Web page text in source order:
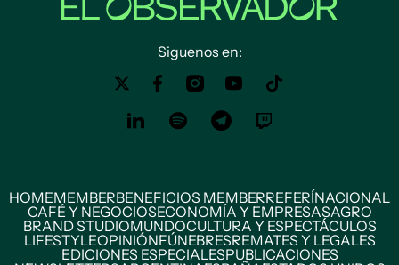
Siguenos en:
HOMEMEMBERBENEFICIOS MEMBERREFERÍNACIONAL
CAFÉ Y NEGOCIOSECONOMÍA Y EMPRESASAGRO
BRAND STUDIOMUNDOCULTURA Y ESPECTÁCULOS
LIFESTYLEOPINIÓNFÚNEBRESREMATES Y LEGALES
EDICIONES ESPECIALESPUBLICACIONES